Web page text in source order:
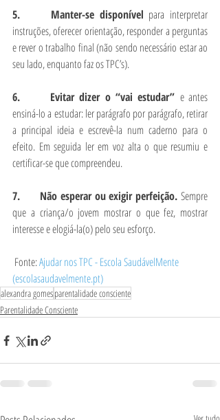
5.      Manter-se disponível para interpretar
instruções, oferecer orientação, responder a perguntas
e rever o trabalho final (não sendo necessário estar ao
seu lado, enquanto faz os TPC’s).
6.      Evitar dizer o “vai estudar” e antes
ensiná-lo a estudar: ler parágrafo por parágrafo, retirar
a principal ideia e escrevê-la num caderno para o
efeito. Em seguida ler em voz alta o que resumiu e
certificar-se que compreendeu.
7.      Não esperar ou exigir perfeição. Sempre
que a criança/o jovem mostrar o que fez, mostrar
interesse e elogiá-la(o) pelo seu esforço.
Fonte: Ajudar nos TPC - Escola SaudávelMente
(escolasaudavelmente.pt)
alexandra gomesparentalidade consciente
Parentalidade Consciente